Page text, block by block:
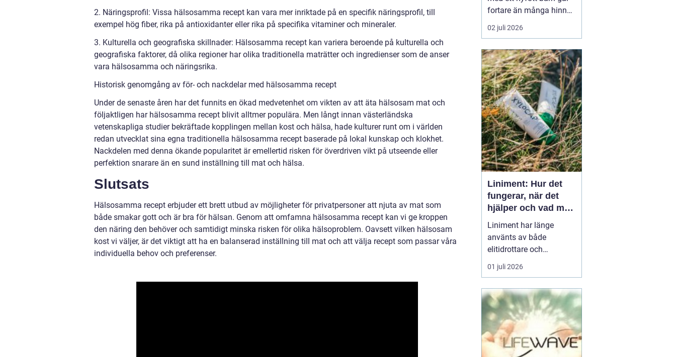
2. Näringsprofil: Vissa hälsosamma recept kan vara mer inriktade på en specifik näringsprofil, till
exempel hög fiber, rika på antioxidanter eller rika på specifika vitaminer och mineraler.
3. Kulturella och geografiska skillnader: Hälsosamma recept kan variera beroende på kulturella och
geografiska faktorer, då olika regioner har olika traditionella maträtter och ingredienser som de anser
vara hälsosamma och näringsrika.
Historisk genomgång av för- och nackdelar med hälsosamma recept
Under de senaste åren har det funnits en ökad medvetenhet om vikten av att äta hälsosam mat och
följaktligen har hälsosamma recept blivit alltmer populära. Men långt innan västerländska
vetenskapliga studier bekräftade kopplingen mellan kost och hälsa, hade kulturer runt om i världen
redan utvecklat sina egna traditionella hälsosamma recept baserade på lokal kunskap och klokhet.
Nackdelen med denna ökande popularitet är emellertid risken för överdriven vikt på utseende eller
perfektion snarare än en sund inställning till mat och hälsa.
Slutsats
Hälsosamma recept erbjuder ett brett utbud av möjligheter för privatpersoner att njuta av mat som
både smakar gott och är bra för hälsan. Genom att omfamna hälsosamma recept kan vi ge kroppen
den näring den behöver och samtidigt minska risken för olika hälsoproblem. Oavsett vilken hälsosam
kost vi väljer, är det viktigt att ha en balanserad inställning till mat och att välja recept som passar våra
individuella behov och preferenser.
fortare än många hinner
med. Ena dagen ryms
hela foten i handflatan,
redan vuxit ur sina första
pyjamasar.Ett fotavtryck
bebis fångarjust den d...
02 juli 2026
Liniment: Hur det
fungerar, när det
hjälper och vad man
bör tänka på
Liniment har länge
använts av både
elitidrottare och
vardagsmotionärer för
att lindra värk, stelhet
hur fungerar dessa
krämer egentligen, vad
innehåller de och när
passar de b&...
01 juli 2026